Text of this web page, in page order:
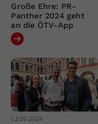
Große Ehre: PR-
Panther 2024 geht
an die ÖTV-App
12.09.2024